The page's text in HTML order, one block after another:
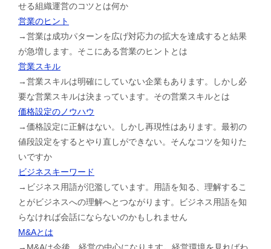
せる組織運営のコツとは何か
営業のヒント
→営業は成功パターンを広げ対応力の拡大を達成すると結果
が急増します。そこにある営業のヒントとは
営業スキル
→営業スキルは明確にしていない企業もあります。しかし必
要な営業スキルは決まっています。その営業スキルとは
価格設定のノウハウ
→価格設定に正解はない。しかし再現性はあります。最初の
値段設定をするとやり直しができない。そんなコツを知りた
いですか
ビジネスキーワード
→ビジネス用語が氾濫しています。用語を知る、理解するこ
とがビジネスへの理解へとつながります。ビジネス用語を知
らなければ会話にならないのかもしれません
M&Aとは
→M&Aは今後、経営の中心になります。経営環境を見ればわ